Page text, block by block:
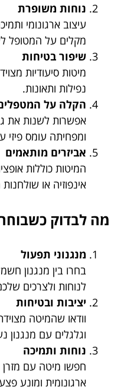
נוחות משופרת
עיצוב ארגונומי
מקלים על המטופל
שיפור בטיחות
מיטות סיעודיות
נפילות ותאונות.
הקלה על
אפשרות לשנות את
ומפחיתה עומס
אביזרים מותאמים
המיטות כוללות
אינפוזיה או שולחנות
מה לבדוק
מנגנוני תפעול
בחרו בין מנגנון
לנוחות ולצרכים
יציבות ובטיחות
וודאו שהמיטה
וגלגלים עם מנגנון
נוחות ותמיכה
חפשו מיטה עם
ארגונומית ומונע